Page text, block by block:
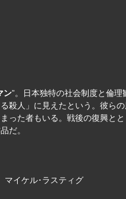
ン”。日本独特の社会制度と倫
人」に見えたという。彼ら
た者もいる。戦後の復興と
だ。
マイケル･ラスティグ